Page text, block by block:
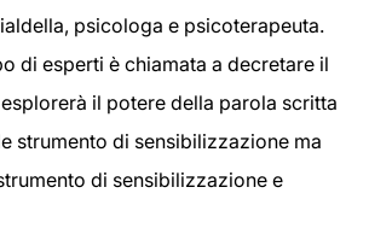
psicologa e psicoterapeuta.
di esperti è chiamata a decretare il
il potere della parola scritta
strumento di sensibilizzazione ma
di sensibilizzazione e